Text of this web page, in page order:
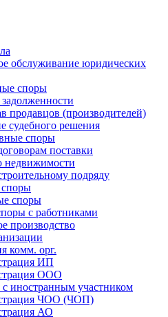
обслуживание юридических
споры
продавцов (производителей)
судебного решения
споры
поставки
подряду
споры
с работниками
производство
комм. орг.
ИП
ООО
иностранным участником
ЧОО (ЧОП)
АО